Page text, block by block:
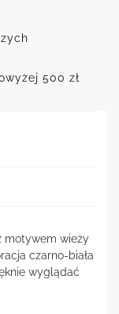
500 zł
motywem wieży
czarno-biała
wyglądać